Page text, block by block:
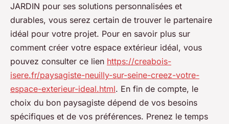
JARDIN pour ses solutions personnalisées et
durables, vous serez certain de trouver le partenaire
idéal pour votre projet. Pour en savoir plus sur
comment créer votre espace extérieur idéal, vous
pouvez consulter ce lien https://creabois-
isere.fr/paysagiste-neuilly-sur-seine-creez-votre-
espace-exterieur-ideal.html. En fin de compte, le
choix du bon paysagiste dépend de vos besoins
spécifiques et de vos préférences. Prenez le temps